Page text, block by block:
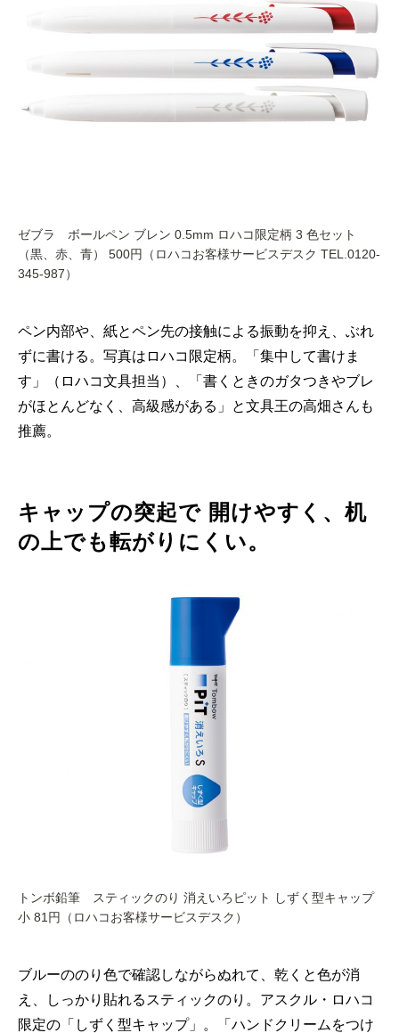
ゼブラ ボールペン ブレン 0.5mm ロハコ限定柄 3 色セット
（黒、赤、青） 500円（ロハコお客様サービスデスク TEL.0120-
345-987）
ペン内部や、紙とペン先の接触による振動を抑え、ぶれ
ずに書ける。写真はロハコ限定柄。「集中して書けま
す」（ロハコ文具担当）、「書くときのガタつきやブレ
がほとんどなく、高級感がある」と文具王の高畑さんも
推薦。
キャップの突起で 開けやすく、机
の上でも転がりにくい。
トンボ鉛筆 スティックのり 消えいろピット しずく型キャップ
小 81円（ロハコお客様サービスデスク）
ブルーののり色で確認しながらぬれて、乾くと色が消
え、しっかり貼れるスティックのり。アスクル・ロハコ
限定の「しずく型キャップ」。「ハンドクリームをつけ